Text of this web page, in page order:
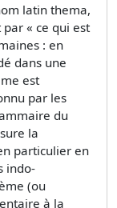
latin thema,
« ce qui est
: en
dans une
est
par les
du
la
particulier en
indo-
(ou
à la